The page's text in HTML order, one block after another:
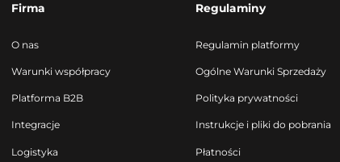
Firma
O nas
Warunki współpracy
Platforma B2B
Integracje
Logistyka
Regulaminy
Regulamin platformy
Ogólne Warunki Sprzedaży
Polityka prywatności
Instrukcje i pliki do pobrania
Płatności